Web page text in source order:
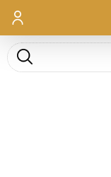
ورود
جست و